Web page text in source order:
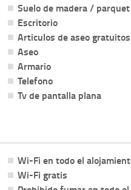
Suelo de madera / parquet
Escritorio
Articulos de aseo gratuitos
Aseo
Armario
Telefono
Tv de pantalla plana
Wi-Fi en todo el
Wi-Fi gratis